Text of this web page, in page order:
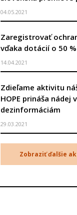
04.05.2021
Zaregistrovať
vďaka dotácií o 50
14.04.2021
Zdieľame aktivitu
HOPE prináša nádej
dezinformáciám
29.03.2021
Zobraziť ďalšie